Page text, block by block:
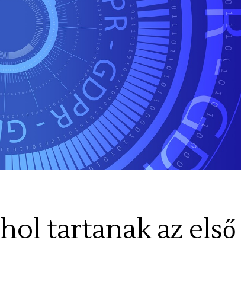
tartanak az első